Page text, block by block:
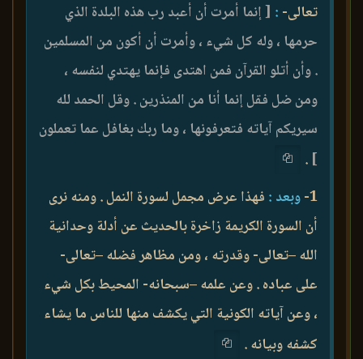
تعالى- : [ إنما أمرت أن أعبد رب هذه البلدة الذي
حرمها ، وله كل شيء ، وأمرت أن أكون من المسلمين
. وأن أتلو القرآن فمن اهتدى فإنما يهتدي لنفسه ،
ومن ضل فقل إنما أنا من المنذرين . وقل الحمد لله
سيريكم آياته فتعرفونها ، وما ربك بغافل عما تعملون
]
.
1- وبعد : فهذا عرض مجمل لسورة النمل . ومنه نرى
أن السورة الكريمة زاخرة بالحديث عن أدلة وحدانية
الله –تعالى- وقدرته ، ومن مظاهر فضله –تعالى-
على عباده . وعن علمه –سبحانه- المحيط بكل شيء
، وعن آياته الكونية التي يكشف منها للناس ما يشاء
كشفه وبيانه .